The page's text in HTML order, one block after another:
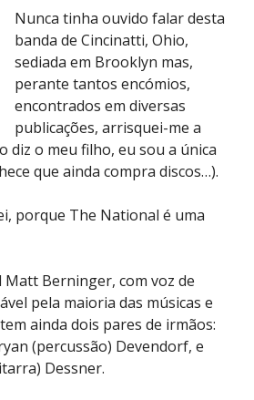
Nunca tinha ouvido falar desta
banda de Cincinatti, Ohio,
sediada em Brooklyn mas,
perante tantos encómios,
encontrados em diversas
publicações, arrisquei-me a
diz o meu filho, eu sou a única
que ainda compra discos…).
porque The National é uma
Berninger, com voz de
pela maioria das músicas e
ainda dois pares de irmãos:
(percussão) Devendorf, e
Dessner.